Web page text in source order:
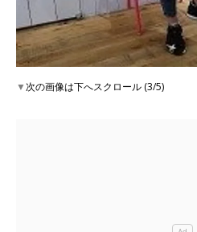
▼次の画像は下へスクロール (3/5)